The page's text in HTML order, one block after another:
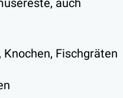
auch
Knochen, Fischgräten